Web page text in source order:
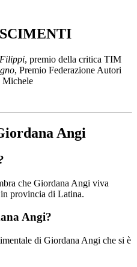
, premio della critica TIM
, Premio Federazione Autori
Michele
Angi
che Giordana Angi viva
provincia di Latina.
Angi?
di Giordana Angi che si è